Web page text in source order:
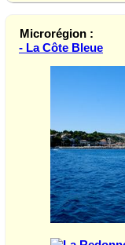
Microrégion :
- La Côte Bleue